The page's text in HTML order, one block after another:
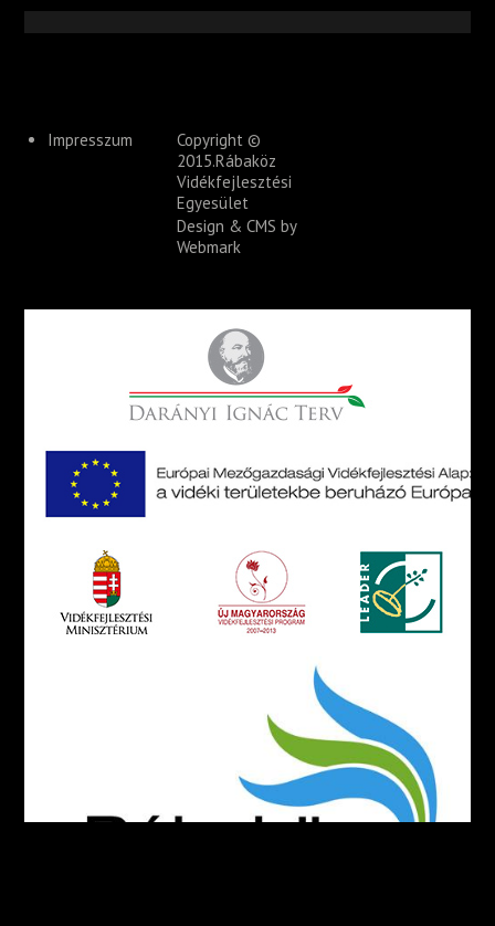
Impresszum
Copyright ©
2015.Rábaköz
Vidékfejlesztési
Egyesület
Design & CMS by
Webmark